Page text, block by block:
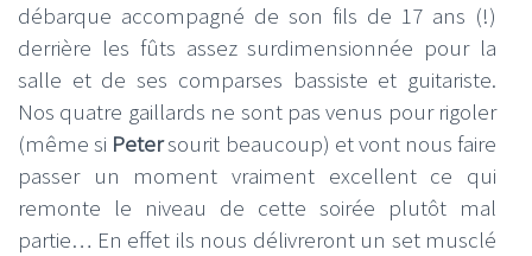
débarque accompagné de son fils de 17 ans (!)
derrière les fûts assez surdimensionnée pour la
salle et de ses comparses bassiste et guitariste.
Nos quatre gaillards ne sont pas venus pour rigoler
(même si Petersourit beaucoup) et vont nous faire
passer un moment vraiment excellent ce qui
remonte le niveau de cette soirée plutôt mal
partie… En effet ils nous délivreront un set musclé